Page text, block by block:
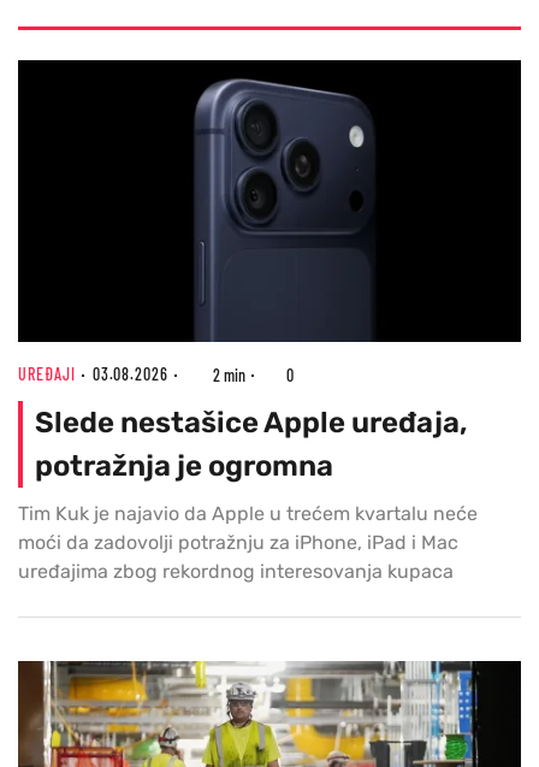
UREĐAJI 03.08.2026 2 min 0
Slede nestašice Apple uređaja,
potražnja je ogromna
Tim Kuk je najavio da Apple u trećem kvartalu neće
moći da zadovolji potražnju za iPhone, iPad i Mac
uređajima zbog rekordnog interesovanja kupaca